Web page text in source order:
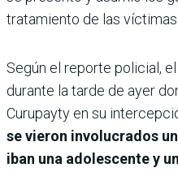
tratamiento de las víctimas.
Según el reporte policial,
durante la tarde de ayer
Curupayty en su
se vieron involucrados
iban una adolescente y